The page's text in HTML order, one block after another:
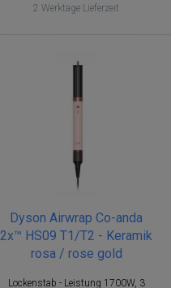
2 Werktage Lieferzeit
Dyson Airwrap Co-anda
2x™ HS09 T1/T2 - Keramik
rosa / rose gold
Lockenstab - Leistung 1700W, 3